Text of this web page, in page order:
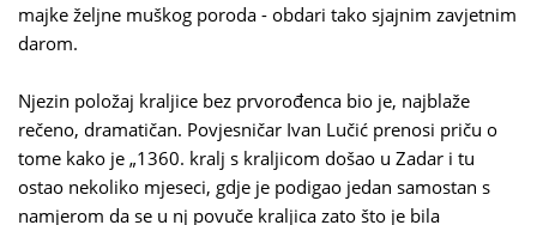
majke željne muškog poroda - obdari tako sjajnim zavjetnim
darom.
Njezin položaj kraljice bez prvorođenca bio je, najblaže
rečeno, dramatičan. Povjesničar Ivan Lučić prenosi priču o
tome kako je „1360. kralj s kraljicom došao u Zadar i tu
ostao nekoliko mjeseci, gdje je podigao jedan samostan s
namjerom da se u nj povuče kraljica zato što je bila